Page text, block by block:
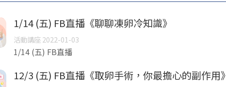
1/14 (五) FB直播《聊聊凍卵冷知識》
活動講座 2022-01-03
1/14 (五) FB直播
12/3 (五) FB直播《取卵手術，你最擔心的副作用》